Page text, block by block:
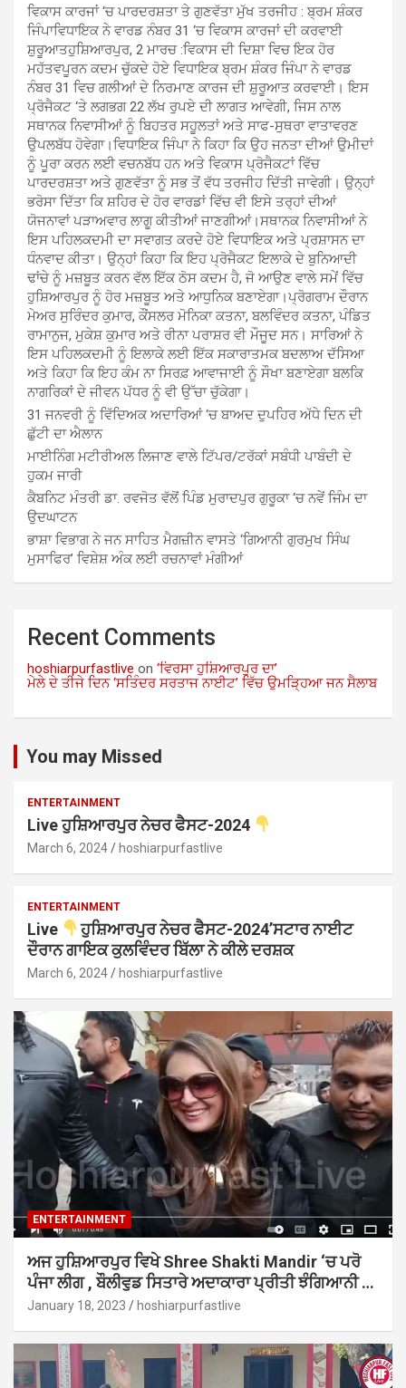
ਵਿਕਾਸ ਕਾਰਜਾਂ ‘ਚ ਪਾਰਦਰਸ਼ਤਾ ਤੇ ਗੁਣਵੱਤਾ ਮੁੱਖ ਤਰਜੀਹ : ਬ੍ਰਮ ਸ਼ੰਕਰ
ਜਿੰਪਾਵਿਧਾਇਕ ਨੇ ਵਾਰਡ ਨੰਬਰ 31 ‘ਚ ਵਿਕਾਸ ਕਾਰਜਾਂ ਦੀ ਕਰਵਾਈ
ਸ਼ੁਰੂਆਤਹੁਸ਼ਿਆਰਪੁਰ, 2 ਮਾਰਚ :ਵਿਕਾਸ ਦੀ ਦਿਸ਼ਾ ਵਿਚ ਇਕ ਹੋਰ
ਮਹੱਤਵਪੂਰਨ ਕਦਮ ਚੁੱਕਦੇ ਹੋਏ ਵਿਧਾਇਕ ਬ੍ਰਮ ਸ਼ੰਕਰ ਜਿੰਪਾ ਨੇ ਵਾਰਡ
ਨੰਬਰ 31 ਵਿਚ ਗਲੀਆਂ ਦੇ ਨਿਰਮਾਣ ਕਾਰਜ ਦੀ ਸ਼ੁਰੂਆਤ ਕਰਵਾਈ। ਇਸ
ਪ੍ਰੋਜੈਕਟ ‘ਤੇ ਲਗਭਗ 22 ਲੱਖ ਰੁਪਏ ਦੀ ਲਾਗਤ ਆਵੇਗੀ, ਜਿਸ ਨਾਲ
ਸਥਾਨਕ ਨਿਵਾਸੀਆਂ ਨੂੰ ਬਿਹਤਰ ਸਹੂਲਤਾਂ ਅਤੇ ਸਾਫ-ਸੁਥਰਾ ਵਾਤਾਵਰਣ
ਉਪਲਬੱਧ ਹੋਵੇਗਾ।ਵਿਧਾਇਕ ਜਿੰਪਾ ਨੇ ਕਿਹਾ ਕਿ ਉਹ ਜਨਤਾ ਦੀਆਂ ਉਮੀਦਾਂ
ਨੂੰ ਪੂਰਾ ਕਰਨ ਲਈ ਵਚਨਬੱਧ ਹਨ ਅਤੇ ਵਿਕਾਸ ਪ੍ਰੋਜੈਕਟਾਂ ਵਿੱਚ
ਪਾਰਦਰਸ਼ਤਾ ਅਤੇ ਗੁਣਵੱਤਾ ਨੂੰ ਸਭ ਤੋਂ ਵੱਧ ਤਰਜੀਹ ਦਿੱਤੀ ਜਾਵੇਗੀ। ਉਨ੍ਹਾਂ
ਭਰੋਸਾ ਦਿੱਤਾ ਕਿ ਸ਼ਹਿਰ ਦੇ ਹੋਰ ਵਾਰਡਾਂ ਵਿੱਚ ਵੀ ਇਸੇ ਤਰ੍ਹਾਂ ਦੀਆਂ
ਯੋਜਨਾਵਾਂ ਪੜਾਅਵਾਰ ਲਾਗੂ ਕੀਤੀਆਂ ਜਾਣਗੀਆਂ।ਸਥਾਨਕ ਨਿਵਾਸੀਆਂ ਨੇ
ਇਸ ਪਹਿਲਕਦਮੀ ਦਾ ਸਵਾਗਤ ਕਰਦੇ ਹੋਏ ਵਿਧਾਇਕ ਅਤੇ ਪ੍ਰਸ਼ਾਸਨ ਦਾ
ਧੰਨਵਾਦ ਕੀਤਾ। ਉਨ੍ਹਾਂ ਕਿਹਾ ਕਿ ਇਹ ਪ੍ਰੋਜੈਕਟ ਇਲਾਕੇ ਦੇ ਬੁਨਿਆਦੀ
ਢਾਂਚੇ ਨੂੰ ਮਜ਼ਬੂਤ ਕਰਨ ਵੱਲ ਇੱਕ ਠੋਸ ਕਦਮ ਹੈ, ਜੋ ਆਉਣ ਵਾਲੇ ਸਮੇਂ ਵਿੱਚ
ਹੁਸ਼ਿਆਰਪੁਰ ਨੂੰ ਹੋਰ ਮਜ਼ਬੂਤ ਅਤੇ ਆਧੁਨਿਕ ਬਣਾਏਗਾ।ਪ੍ਰੋਗਰਾਮ ਦੌਰਾਨ
ਮੇਅਰ ਸੁਰਿੰਦਰ ਕੁਮਾਰ, ਕੌਂਸਲਰ ਮੋਨਿਕਾ ਕਤਨਾ, ਬਲਵਿੰਦਰ ਕਤਨਾ, ਪੰਡਿਤ
ਰਾਮਾਨੁਜ, ਮੁਕੇਸ਼ ਕੁਮਾਰ ਅਤੇ ਰੀਨਾ ਪਰਾਸ਼ਰ ਵੀ ਮੌਜੂਦ ਸਨ। ਸਾਰਿਆਂ ਨੇ
ਇਸ ਪਹਿਲਕਦਮੀ ਨੂੰ ਇਲਾਕੇ ਲਈ ਇੱਕ ਸਕਾਰਾਤਮਕ ਬਦਲਾਅ ਦੱਸਿਆ
ਅਤੇ ਕਿਹਾ ਕਿ ਇਹ ਕੰਮ ਨਾ ਸਿਰਫ਼ ਆਵਾਜਾਈ ਨੂੰ ਸੌਖਾ ਬਣਾਏਗਾ ਬਲਕਿ
ਨਾਗਰਿਕਾਂ ਦੇ ਜੀਵਨ ਪੱਧਰ ਨੂੰ ਵੀ ਉੱਚਾ ਚੁੱਕੇਗਾ।
31 ਜਨਵਰੀ ਨੂੰ ਵਿੱਦਿਅਕ ਅਦਾਰਿਆਂ ‘ਚ ਬਾਅਦ ਦੁਪਹਿਰ ਅੱਧੇ ਦਿਨ ਦੀ
ਛੁੱਟੀ ਦਾ ਐਲਾਨ
ਮਾਈਨਿੰਗ ਮਟੀਰੀਅਲ ਲਿਜਾਣ ਵਾਲੇ ਟਿੱਪਰ/ਟਰੱਕਾਂ ਸਬੰਧੀ ਪਾਬੰਦੀ ਦੇ
ਹੁਕਮ ਜਾਰੀ
ਕੈਬਨਿਟ ਮੰਤਰੀ ਡਾ. ਰਵਜੋਤ ਵੱਲੋਂ ਪਿੰਡ ਮੁਰਾਦਪੁਰ ਗੁਰੂਕਾ ‘ਚ ਨਵੇਂ ਜਿੰਮ ਦਾ
ਉਦਘਾਟਨ
ਭਾਸ਼ਾ ਵਿਭਾਗ ਨੇ ਜਨ ਸਾਹਿਤ ਮੈਗਜ਼ੀਨ ਵਾਸਤੇ ‘ਗਿਆਨੀ ਗੁਰਮੁਖ ਸਿੰਘ
ਮੁਸਾਫਿਰ’ ਵਿਸ਼ੇਸ਼ ਅੰਕ ਲਈ ਰਚਨਾਵਾਂ ਮੰਗੀਆਂ
Recent Comments
hoshiarpurfastlive on ‘ਵਿਰਸਾ ਹੁਸ਼ਿਆਰਪੁਰ ਦਾ’
ਮੇਲੇ ਦੇ ਤੀਜੇ ਦਿਨ ‘ਸਤਿੰਦਰ ਸਰਤਾਜ ਨਾਈਟ’ ਵਿੱਚ ਉਮੜ੍ਹਿਆ ਜਨ ਸੈਲਾਬ
You may Missed
ENTERTAINMENT
Live ਹੁਸ਼ਿਆਰਪੁਰ ਨੇਚਰ ਫੈਸਟ-2024
March 6, 2024 hoshiarpurfastlive
ENTERTAINMENT
Live
ਹੁਸ਼ਿਆਰਪੁਰ ਨੇਚਰ ਫੈਸਟ-2024’ਸਟਾਰ ਨਾਈਟ
ਦੌਰਾਨ ਗਾਇਕ ਕੁਲਵਿੰਦਰ ਬਿੱਲਾ ਨੇ ਕੀਲੇ ਦਰਸ਼ਕ
March 6, 2024 hoshiarpurfastlive
ENTERTAINMENT
ਅਜ ਹੁਸ਼ਿਆਰਪੁਰ ਵਿਖੇ Shree Shakti Mandir ‘ਚ ਪਰੋ
ਪੰਜਾ ਲੀਗ , ਬੌਲੀਵੁਡ ਸਿਤਾਰੇ ਅਦਾਕਾਰਾ ਪ੍ਰੀਤੀ ਝੰਗਿਆਨੀ …
January 18, 2023 hoshiarpurfastlive